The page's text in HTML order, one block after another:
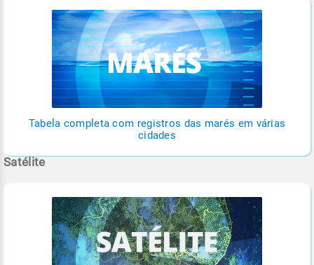
Tabela completa com registros das marés em várias
cidades
Satélite